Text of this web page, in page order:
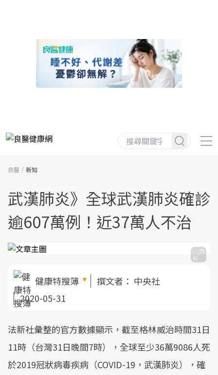
良醫 新知
武漢肺炎》全球武漢肺炎確診
逾607萬例！近37萬人不治
健康特搜簿 撰文者： 中央社
2020-05-31
法新社彙整的官方數據顯示，截至格林威治時間31日
11時（台灣31日晚間7時），全球至少36萬9086人死
於2019冠狀病毒疾病（COVID-19，武漢肺炎），確